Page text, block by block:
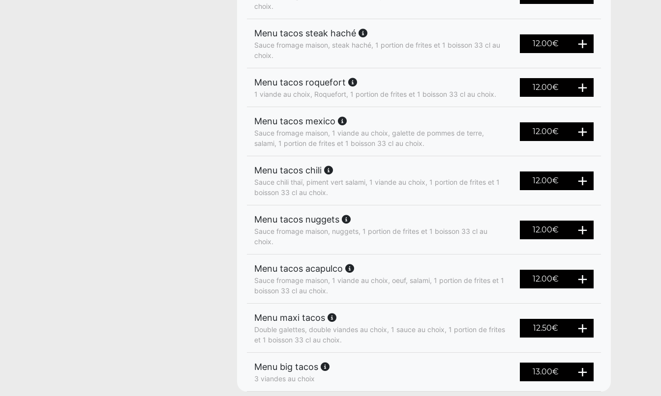
choix.
Menu tacos steak haché
Sauce fromage maison, steak haché, 1 portion de frites et 1 boisson 33 cl au
choix.
12.00€
Menu tacos roquefort
1 viande au choix, Roquefort, 1 portion de frites et 1 boisson 33 cl au choix.
12.00€
Menu tacos mexico
Sauce fromage maison, 1 viande au choix, galette de pommes de terre,
salami, 1 portion de frites et 1 boisson 33 cl au choix.
12.00€
Menu tacos chili
Sauce chili thaï, piment vert salami, 1 viande au choix, 1 portion de frites et 1
boisson 33 cl au choix.
12.00€
Menu tacos nuggets
Sauce fromage maison, nuggets, 1 portion de frites et 1 boisson 33 cl au
choix.
12.00€
Menu tacos acapulco
Sauce fromage maison, 1 viande au choix, oeuf, salami, 1 portion de frites et 1
boisson 33 cl au choix.
12.00€
Menu maxi tacos
Double galettes, double viandes au choix, 1 sauce au choix, 1 portion de frites
et 1 boisson 33 cl au choix.
12.50€
Menu big tacos
3 viandes au choix
13.00€